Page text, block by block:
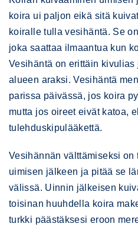
koira ui paljon eikä sitä
koiralle tulla vesihäntä. Se
joka saattaa ilmaantua kun
Vesihäntä on erittäin kivulias
alueen araksi. Vesihäntä
parissa päivässä, jos koira
mutta jos oireet eivät katoa,
tulehduskipulääkettä.
Vesihännän välttämiseksi on
uimisen jälkeen ja pitää se
välissä. Uinnin jälkeisen
toisinan huuhdella koira
turkki päästäksesi eroon